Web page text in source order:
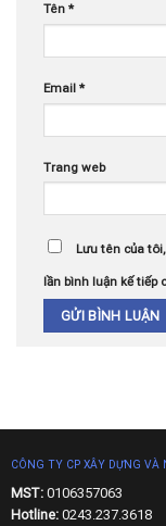
Tên *
Email *
Trang web
Lưu tên của
lần bình luận kế tiếp
CÔNG TY CP XÂY DỰNG VÀ
MST: 0106357063
Hotline:0243.237.3618